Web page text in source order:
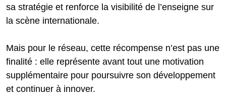
sa stratégie et renforce la visibilité de l’enseigne sur
la scène internationale.
Mais pour le réseau, cette récompense n’est pas une
finalité : elle représente avant tout une motivation
supplémentaire pour poursuivre son développement
et continuer à innover.